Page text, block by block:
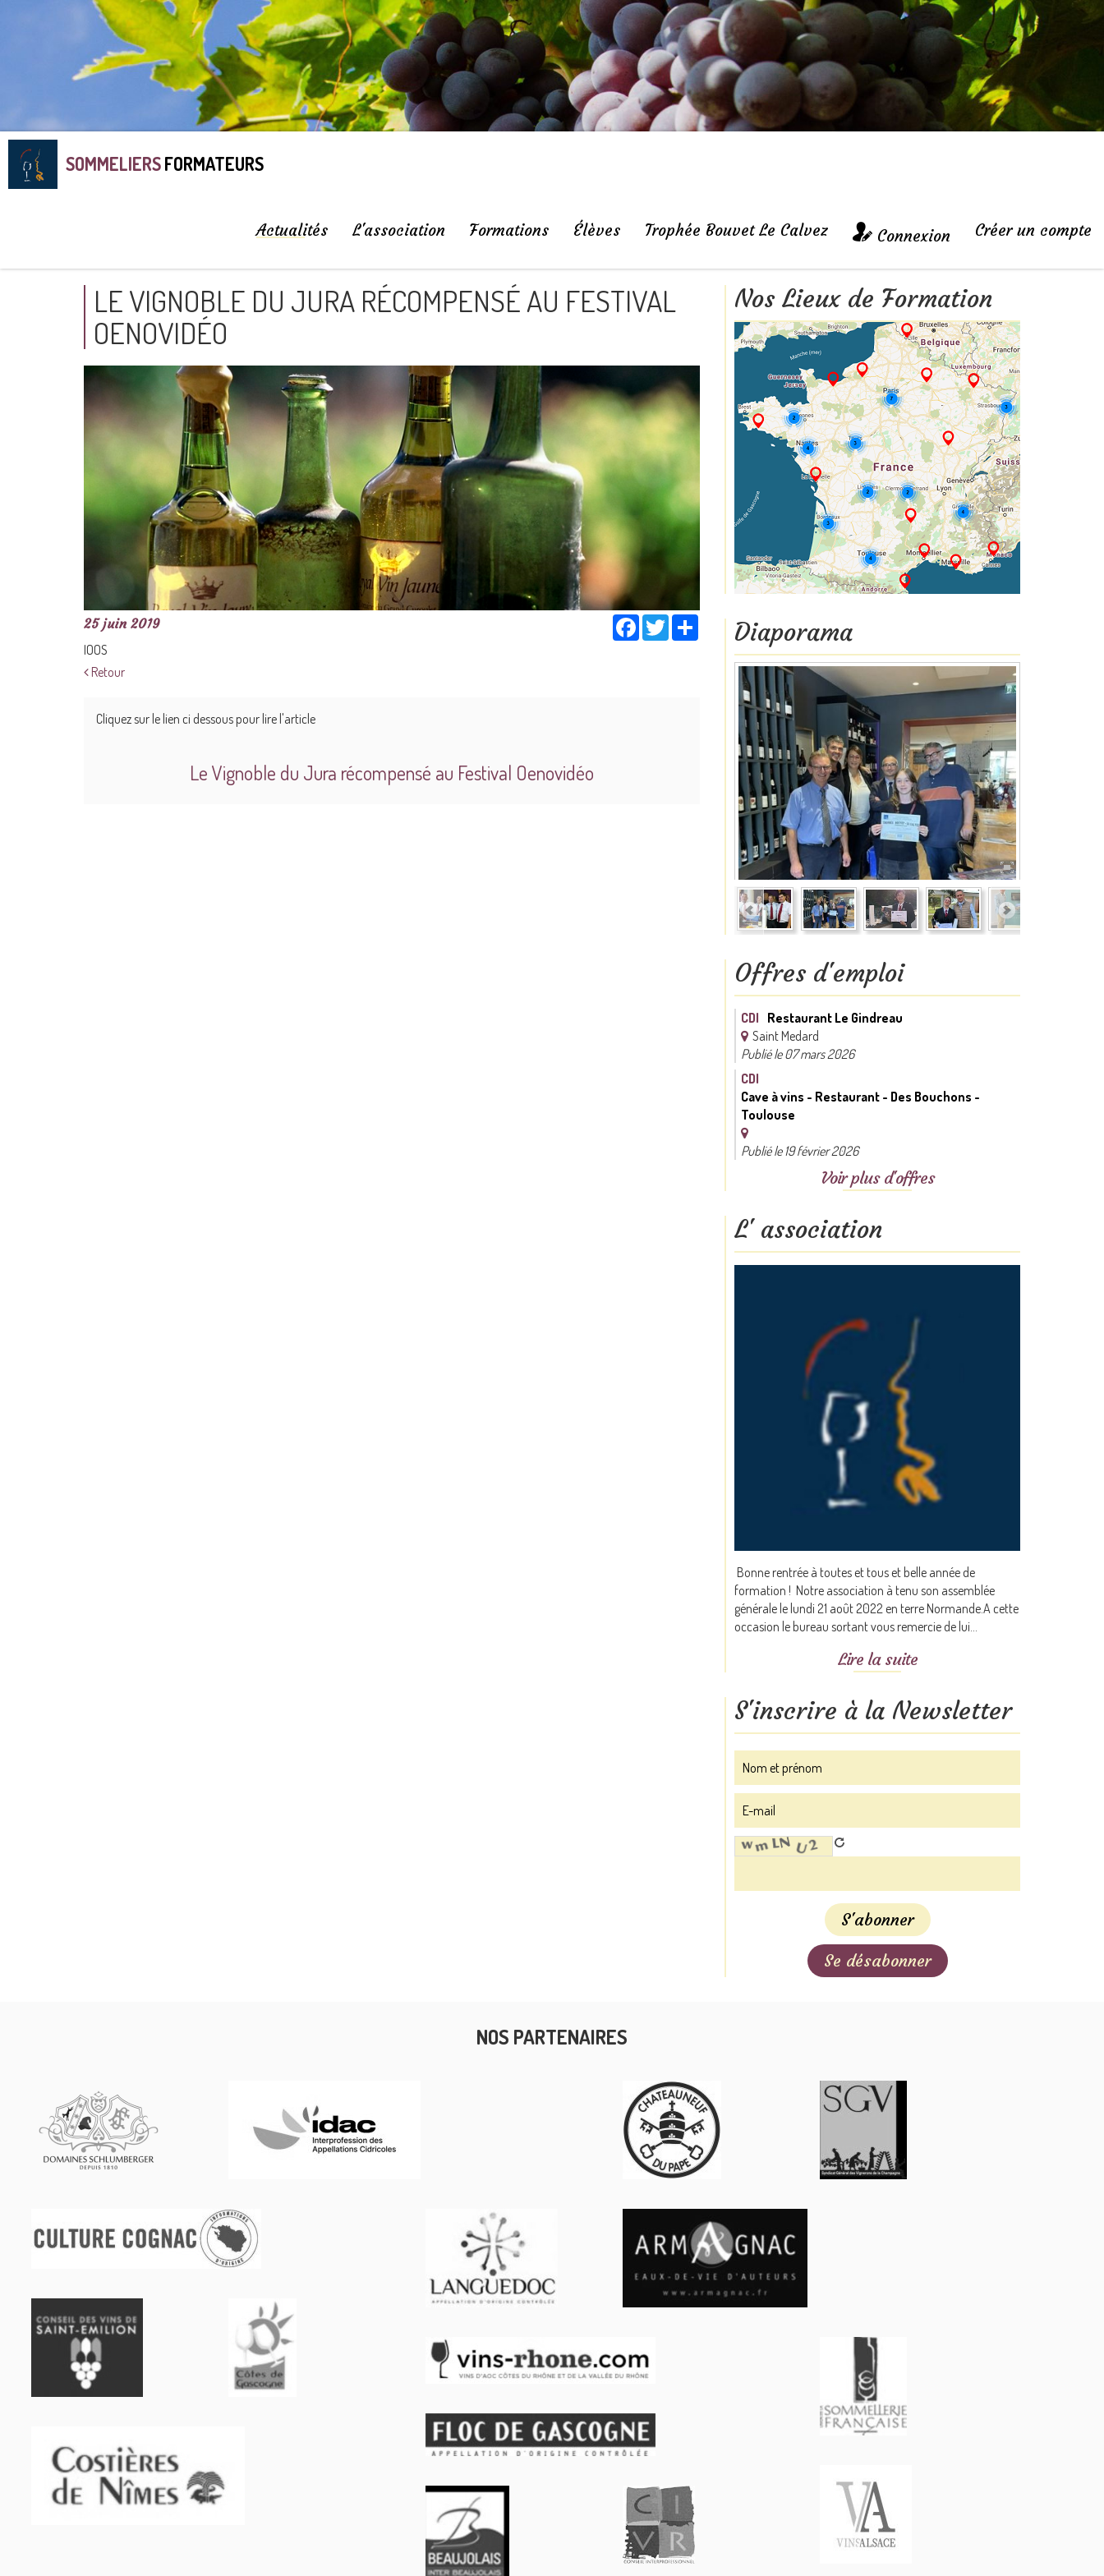
SOMMELIERSFORMATEURS
Actualités L'association Formations Élèves Trophée Bouvet Le Calvez Connexion Créer un compte
LE VIGNOBLE DU JURA RÉCOMPENSÉ AU FESTIVAL
OENOVIDÉO
25 juin 2019 FacebookTwitter Share
IOOS
Retour
Cliquez sur le lien ci dessous pour lire l'article
Le Vignoble du Jura récompensé au Festival Oenovidéo
Nos Lieux de Formation
Diaporama
Offres d'emploi
CDI Restaurant Le Gindreau
Saint Medard
Publié le 07 mars 2026
CDI
Cave à vins - Restaurant - Des Bouchons -
Toulouse
Publié le 19 février 2026
Voir plus d'offres
L' association
Bonne rentrée à toutes et tous et belle année de
formation ! Notre association à tenu son assemblée
générale le lundi 21 août 2022 en terre Normande.A cette
occasion le bureau sortant vous remercie de lui...
Lire la suite
S'inscrire à la Newsletter
NOS PARTENAIRES